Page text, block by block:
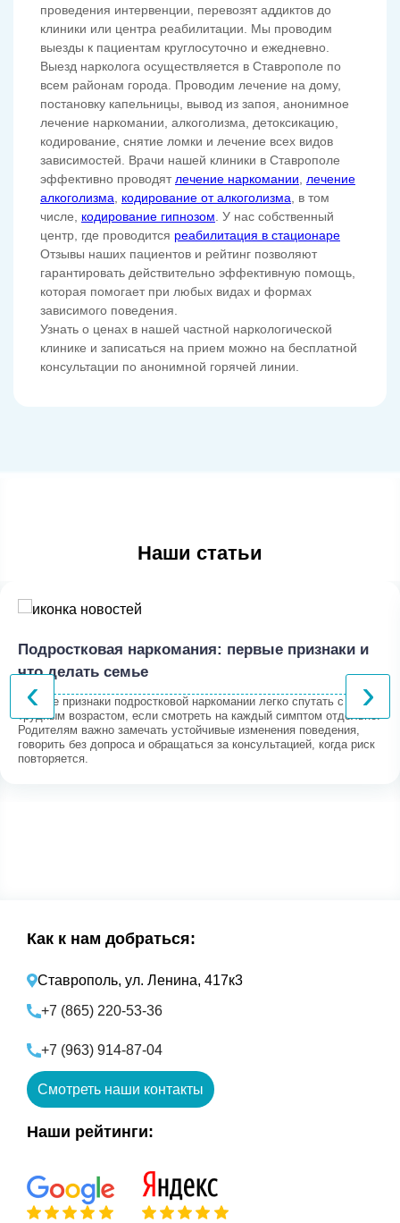
проведения интервенции, перевозят аддиктов до
клиники или центра реабилитации. Мы проводим
выезды к пациентам круглосуточно и ежедневно.
Выезд нарколога осуществляется в Ставрополе по
всем районам города. Проводим лечение на дому,
постановку капельницы, вывод из запоя, анонимное
лечение наркомании, алкоголизма, детоксикацию,
кодирование, снятие ломки и лечение всех видов
зависимостей. Врачи нашей клиники в Ставрополе
эффективно проводят лечение наркомании
лечение
алкоголизма
кодирование от алкоголизма , в том
числе, кодирование гипнозом . У нас собственный
центр, где проводится реабилитация в стационаре
Отзывы наших пациентов и рейтинг позволяют
гарантировать действительно эффективную помощь,
которая помогает при любых видах и формах
зависимого поведения.
Узнать о ценах в нашей частной наркологической
клинике и записаться на прием можно на бесплатной
консультации по анонимной горячей линии.
Наши статьи
Подростковая наркомания: первые признаки и
что делать семье
Первые признаки подростковой наркомании легко спутать с
трудным возрастом, если смотреть на каждый симптом отдельно.
Родителям важно замечать устойчивые изменения поведения,
говорить без допроса и обращаться за консультацией, когда риск
повторяется.
‹ ›
Как к нам добраться:
Ставрополь, ул. Ленина, 417к3
+7 (865) 220-53-36
+7 (963) 914-87-04
Смотреть наши контакты
Наши рейтинги: